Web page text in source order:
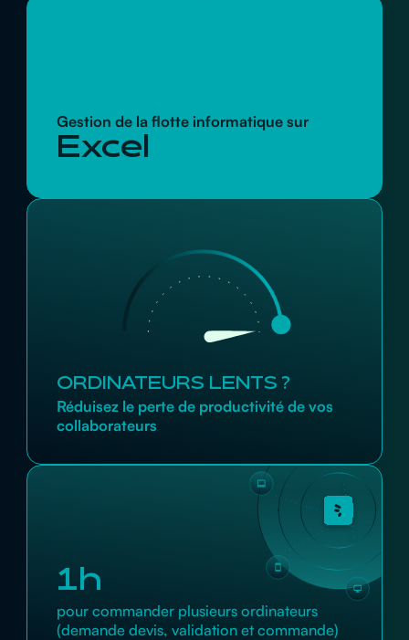
1h
pour commander plusieurs ordinateurs
(demande devis, validation et commande)
Gestion de la flotte informatique sur
Excel
ORDINATEURS LENTS ?
Réduisez le perte de productivité de vos
collaborateurs